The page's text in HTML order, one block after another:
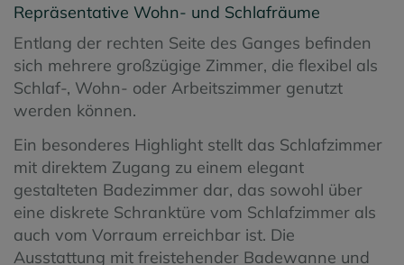
Repräsentative Wohn- und Schlafräume
Entlang der rechten Seite des Ganges befinden
sich mehrere großzügige Zimmer, die flexibel als
Schlaf-, Wohn- oder Arbeitszimmer genutzt
werden können.
Ein besonderes Highlight stellt das Schlafzimmer
mit direktem Zugang zu einem elegant
gestalteten Badezimmer dar, das sowohl über
eine diskrete Schranktüre vom Schlafzimmer als
auch vom Vorraum erreichbar ist. Die
Ausstattung mit freistehender Badewanne und